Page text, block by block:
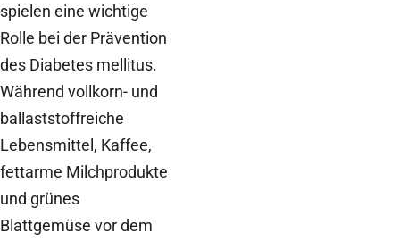
spielen eine wichtige
Rolle bei der Prävention
des Diabetes mellitus.
Während vollkorn- und
ballaststoffreiche
Lebensmittel, Kaffee,
fettarme Milchprodukte
und grünes
Blattgemüse vor dem